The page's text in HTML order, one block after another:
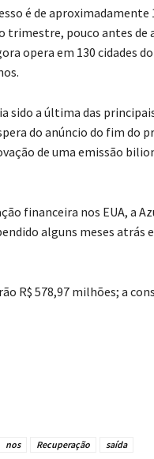
é de aproximadamente
pouco antes de
opera em 130 cidades
sido a última das
do anúncio do fim do
de uma emissão
financeira nos EUA, a
alguns meses atrás
R$ 578,97 milhões; a
nos Recuperação saída